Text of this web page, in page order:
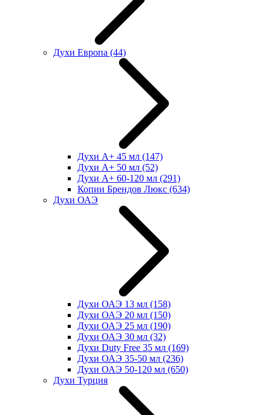
Духи Европа (44)
Духи А+ 45 мл (147)
Духи А+ 50 мл (52)
Духи А+ 60-120 мл (291)
Копии Брендов Люкс (634)
Духи ОАЭ
Духи ОАЭ 13 мл (158)
Духи ОАЭ 20 мл (150)
Духи ОАЭ 25 мл (190)
Духи ОАЭ 30 мл (32)
Духи Duty Free 35 мл (169)
Духи ОАЭ 35-50 мл (236)
Духи ОАЭ 50-120 мл (650)
Духи Турция